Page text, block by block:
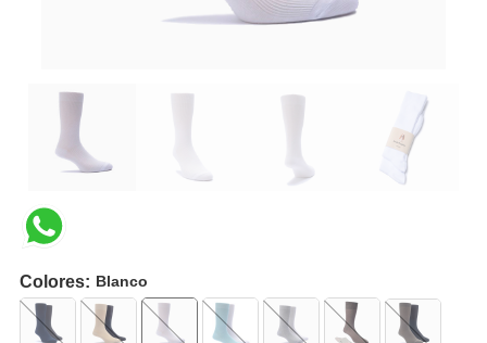
Colores: Blanco